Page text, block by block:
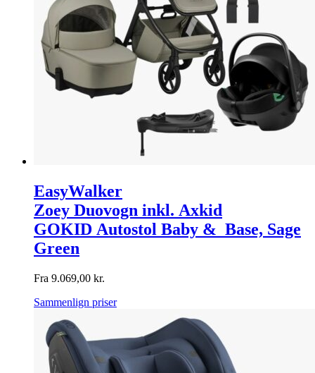
EasyWalker
Zoey Duovogn inkl. Axkid
GOKID Autostol Baby & Base, Sage
Green
Fra 9.069,00 kr.
Sammenlign priser